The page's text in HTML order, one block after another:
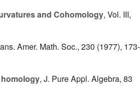
and Cohomology, Vol. III,
Amer. Math. Soc., 230 (1977), 173-
, J. Pure Appl. Algebra, 83